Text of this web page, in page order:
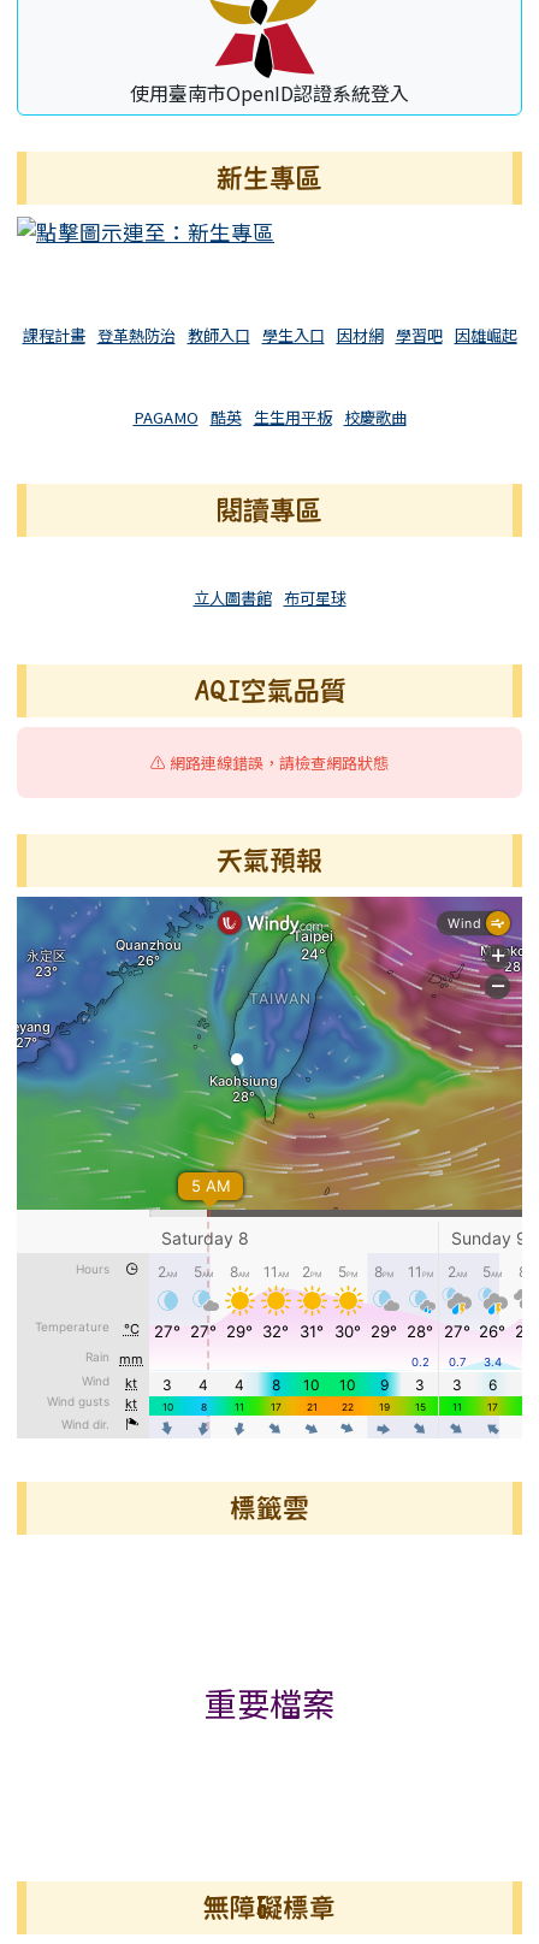
使用臺南市OpenID認證系統登入
新生專區
課程計畫 登革熱防治 教師入口 學生入口 因材網 學習吧 因雄崛起
PAGAMO 酷英 生生用平板 校慶歌曲
閱讀專區
立人圖書館 布可星球
AQI空氣品質
⚠️ 網路連線錯誤，請檢查網路狀態
天氣預報
標籤雲
重要檔案
無障礙標章